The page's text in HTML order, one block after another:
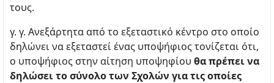
τους.
γ. γ. Ανεξάρτητα από το εξεταστικό κέντρο στο οποίο
δηλώνει να εξεταστεί ένας υποψήφιος τονίζεται ότι,
ο υποψήφιος στην αίτηση υποψηφίου θα πρέπει να
δηλώσει το σύνολο των Σχολών για τις οποίες